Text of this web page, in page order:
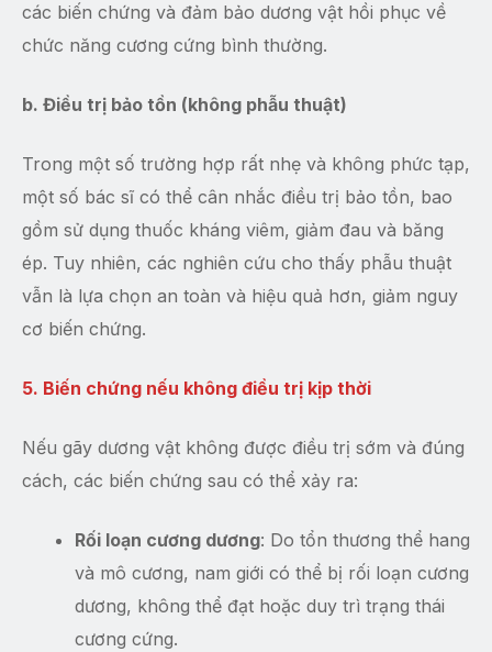
các biến chứng và đảm bảo dương vật hồi phục về
chức năng cương cứng bình thường.
b. Điều trị bảo tồn (không phẫu thuật)
Trong một số trường hợp rất nhẹ và không phức tạp,
một số bác sĩ có thể cân nhắc điều trị bảo tồn, bao
gồm sử dụng thuốc kháng viêm, giảm đau và băng
ép. Tuy nhiên, các nghiên cứu cho thấy phẫu thuật
vẫn là lựa chọn an toàn và hiệu quả hơn, giảm nguy
cơ biến chứng.
5. Biến chứng nếu không điều trị kịp thời
Nếu gãy dương vật không được điều trị sớm và đúng
cách, các biến chứng sau có thể xảy ra:
Rối loạn cương dương: Do tổn thương thể hang
và mô cương, nam giới có thể bị rối loạn cương
dương, không thể đạt hoặc duy trì trạng thái
cương cứng.